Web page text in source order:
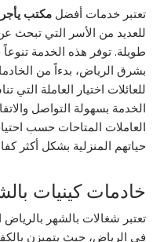
تعتبر خدمات أفضلمكتب
للعديد من الأسر التي تبحث
طويلة. توفر هذه الخدمة
بشرق الرياض، بدءاً من
للعائلات اختيار العاملة
الخدمة بسهولة التواصل
العاملات المتاحات حسب
حياتهم المنزلية بشكل أكثر
خادمات كينيات
تعتبر شغالات بالشهر بالرياض
في الرياض، حيث يتميزن